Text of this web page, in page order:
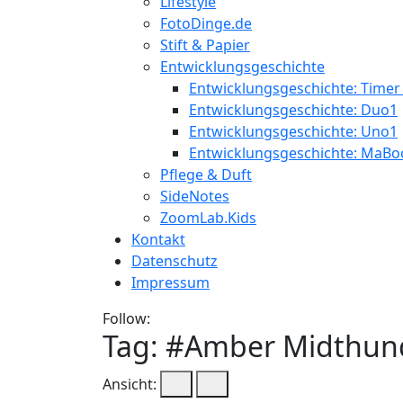
FotoDinge.de
Stift & Papier
Entwicklungsgeschichte
Entwicklungsgeschichte: Timer
Entwicklungsgeschichte: Duo1
Entwicklungsgeschichte: Uno1
Entwicklungsgeschichte:
Pflege & Duft
SideNotes
ZoomLab.Kids
Kontakt
Datenschutz
Impressum
Follow:
Tag: #Amber
Ansicht: